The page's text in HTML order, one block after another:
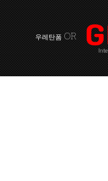
우레탄폼 OR